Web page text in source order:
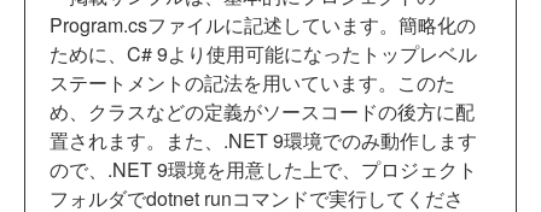
Program.csファイルに記述しています。簡略化の
ために、C# 9より使用可能になったトップレベル
ステートメントの記法を用いています。このた
め、クラスなどの定義がソースコードの後方に配
置されます。また、.NET 9環境でのみ動作します
ので、.NET 9環境を用意した上で、プロジェクト
フォルダでdotnet runコマンドで実行してくださ